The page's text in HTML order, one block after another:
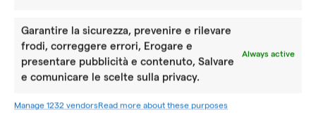
Garantire la sicurezza, prevenire e rilevare
frodi, correggere errori, Erogare e
presentare pubblicità e contenuto, Salvare
e comunicare le scelte sulla privacy.
Always active
Manage 1232 vendorsRead more about these purposes